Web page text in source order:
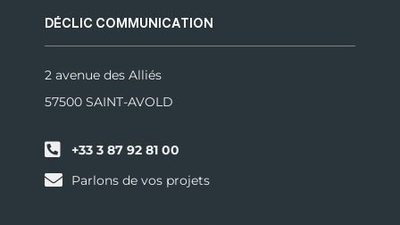
DÉCLIC COMMUNICATION
2 avenue des Alliés
57500 SAINT-AVOLD
+33 3 87 92 81 00
Parlons de vos projets